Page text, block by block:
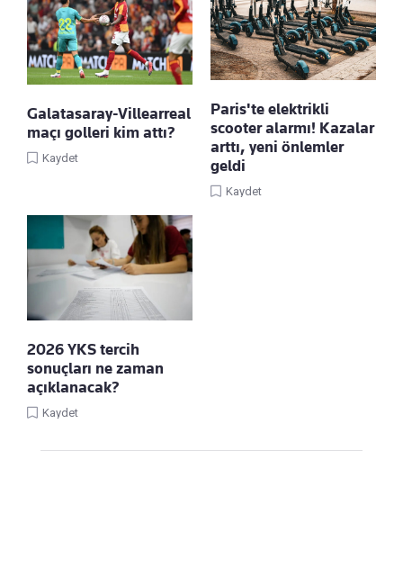
Galatasaray-Villearreal
maçı golleri kim attı?
Kaydet
Paris'te elektrikli
scooter alarmı! Kazalar
arttı, yeni önlemler
geldi
Kaydet
2026 YKS tercih
sonuçları ne zaman
açıklanacak?
Kaydet